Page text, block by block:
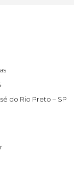
do Rio Preto – SP